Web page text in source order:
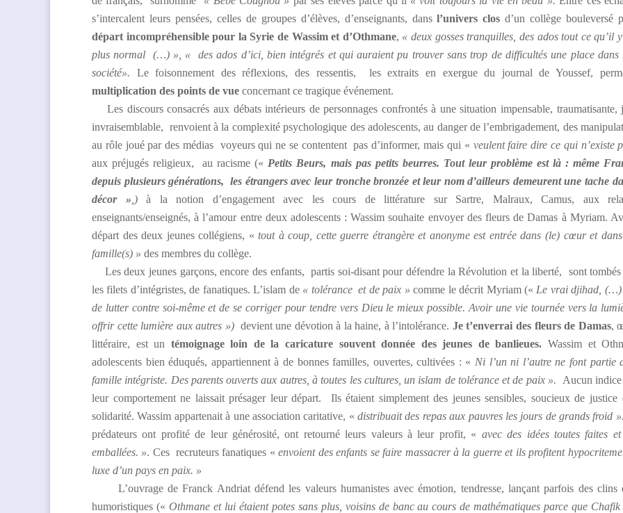
s’intercalent leurs pensées, celles de groupes d’élèves, d’enseignants, dansl’univers closd’un collège bouleversé
départ incompréhensible pour la Syrie de Wassim et d’Othmane, « deux gosses tranquilles, des ados tout ce qu’il
plus normal (…) », « des ados d’ici, bien intégrés et qui auraient pu trouver sans trop de difficultés une place dans
société». Le foisonnement des réflexions, des ressentis, les extraits en exergue du journal de Youssef,
multiplication des points de vue concernant ce tragique événement.
Les discours consacrés aux débats intérieurs de personnages confrontés à une situation impensable, traumatisante,
invraisemblable, renvoient à la complexité psychologique des adolescents, au danger de l’embrigadement, des
au rôle joué par des médias voyeurs qui ne se contentent pas d’informer, mais qui « veulent faire dire ce qui n’existe
aux préjugés religieux, au racisme (« Petits Beurs, mais pas petits beurres. Tout leur problème est là : même
depuis plusieurs générations, les étrangers avec leur tronche bronzée et leur nom d’ailleurs demeurent une tache
décor » ,)à la notion d’engagement avec les cours de littérature sur Sartre, Malraux, Camus, aux
enseignants/enseignés, à l’amour entre deux adolescents : Wassim souhaite envoyer des fleurs de Damas à Myriam.
départ des deux jeunes collégiens, «tout à coup, cette guerre étrangère et anonyme est entrée dans (le) cœur et
famille(s) » des membres du collège.
Les deux jeunes garçons, encore des enfants, partis soi-disant pour défendre la Révolution et la liberté, sont tombés
les filets d’intégristes, de fanatiques. L’islam de « tolérance et de paix » comme le décrit Myriam (« Le vrai djihad, (…)
de lutter contre soi-même et de se corriger pour tendre vers Dieu le mieux possible. Avoir une vie tournée vers la
offrir cette lumière aux autres ») devient une dévotion à la haine, à l’intolérance. Je t’enverrai des fleurs de Damas,
littéraire, est un témoignage loin de la caricature souvent donnée des jeunes de banlieues.Wassim et
adolescents bien éduqués, appartiennent à de bonnes familles, ouvertes, cultivées : « Ni l’un ni l’autre ne font partie
famille intégriste. Des parents ouverts aux autres, à toutes les cultures, un islam de tolérance et de paix ».
Aucun indice
leur comportement ne laissait présager leur départ. Ils étaient simplement des jeunes sensibles, soucieux de justice
solidarité. Wassim appartenait à une association caritative, «distribuait des repas aux pauvres les jours de grands froid ».
prédateurs ont profité de leur générosité, ont retourné leurs valeurs à leur profit, « avec des idées toutes faites
emballées. ». Ces recruteurs fanatiques «envoient des enfants se faire massacrer à la guerre et ils profitent
luxe d’un pays en paix. »
L’ouvrage de Franck Andriat défend les valeurs humanistes avec émotion, tendresse, lançant parfois des clins
humoristiques (« Othmane et lui étaient potes sans plus, voisins de banc au cours de mathématiques parce que Chafik